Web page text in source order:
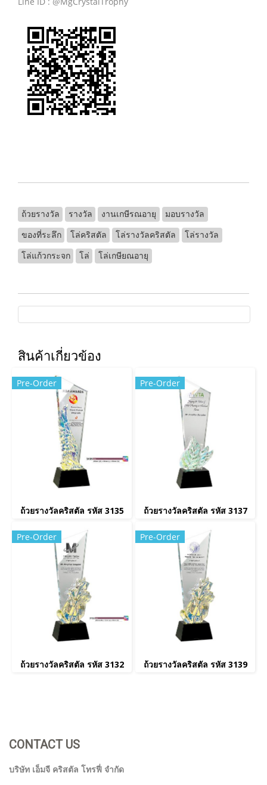
ถ้วยรางวัล รางวัล งานเกษีรณอายุ
มอบรางวัล
ของที่ระลึก
โล่คริสตัล โล่รางวัลคริสตัล
โล่รางวัล
โล่แก้วกระจก
โล่ โล่เกษียณอายุ
สินค้าเกี่ยวข้อง
Pre-Order
ถ้วยรางวัลคริสตัล รหัส 3135
Pre-Order
ถ้วยรางวัลคริสตัล รหัส 3137
Pre-Order
ถ้วยรางวัลคริสตัล รหัส 3132
Pre-Order
ถ้วยรางวัลคริสตัล รหัส 3139
CONTACT US
บริษัท เอ็มจี คริสตัล โทรฟี่ จำกัด